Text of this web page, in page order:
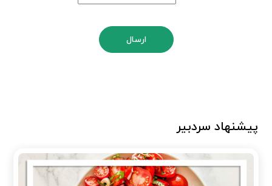
ارسال
پیشنهاد سردبیر